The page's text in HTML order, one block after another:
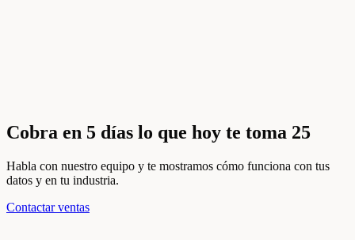
Cobra en 5 días lo que hoy te toma 25
Habla con nuestro equipo y te mostramos cómo funciona con tus
datos y en tu industria.
Contactar ventas